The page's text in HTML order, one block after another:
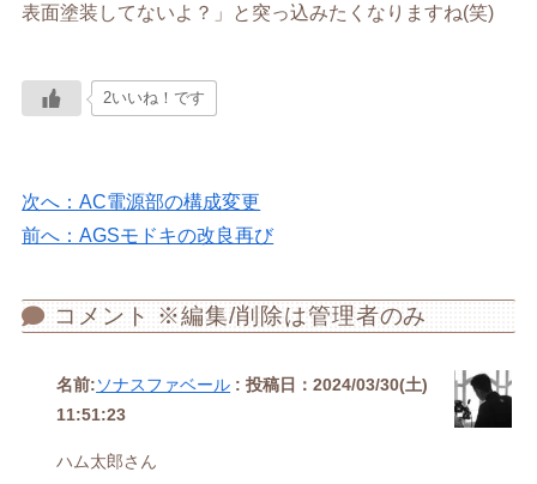
表面塗装してないよ？」と突っ込みたくなりますね(笑)
2いいね！です
次へ：AC電源部の構成変更
前へ：AGSモドキの改良再び
コメント ※編集/削除は管理者のみ
名前:ソナスファベール : 投稿日：2024/03/30(土)
11:51:23
ハム太郎さん